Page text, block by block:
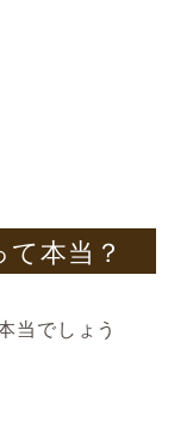
本当？
当でしょう